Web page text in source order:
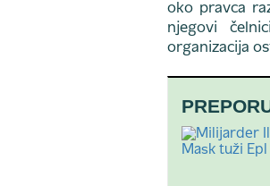
oko pravca
njegovi
organizacija